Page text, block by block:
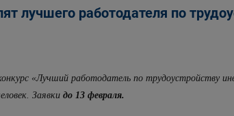
лучшего работодателя по
«Лучший работодатель по трудоустройству
Заявки до 13 февраля.